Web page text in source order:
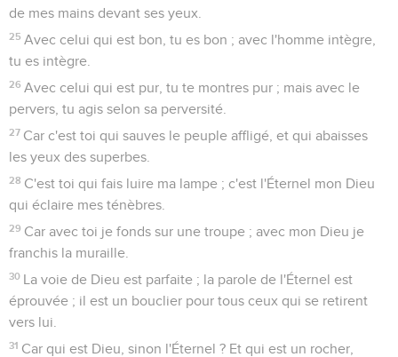
de mes mains devant ses yeux.
25 Avec celui qui est bon, tu es bon ; avec l'homme intègre,
tu es intègre.
26 Avec celui qui est pur, tu te montres pur ; mais avec le
pervers, tu agis selon sa perversité.
27 Car c'est toi qui sauves le peuple affligé, et qui abaisses
les yeux des superbes.
28 C'est toi qui fais luire ma lampe ; c'est l'Éternel mon Dieu
qui éclaire mes ténèbres.
29 Car avec toi je fonds sur une troupe ; avec mon Dieu je
franchis la muraille.
30 La voie de Dieu est parfaite ; la parole de l'Éternel est
éprouvée ; il est un bouclier pour tous ceux qui se retirent
vers lui.
31 Car qui est Dieu, sinon l'Éternel ? Et qui est un rocher,